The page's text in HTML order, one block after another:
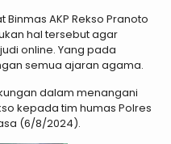
AKP Rekso Pranoto
hal tersebut agar
online. Yang pada
semua ajaran agama.
dalam menangani
kepada tim humas Polres
(6/8/2024).